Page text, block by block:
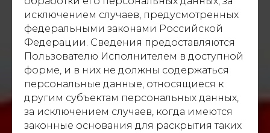
исключением случаев, предусмотренных
федеральными законами Российской
Федерации. Сведения предоставляются
Пользователю Исполнителем в доступной
форме, и в них не должны содержаться
персональные данные, относящиеся к
другим субъектам персональных данных,
за исключением случаев, когда имеются
законные основания для раскрытия таких